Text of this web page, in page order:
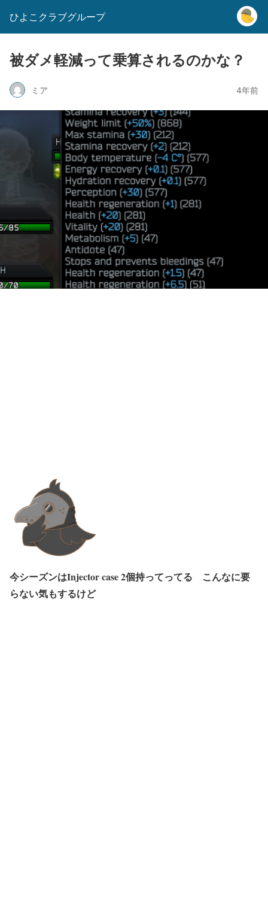
ひよこクラブグループ
被ダメ軽減って乗算されるのかな？
ミア 4年前
今シーズンはInjector case 2個持ってってる こんなに要
らない気もするけど